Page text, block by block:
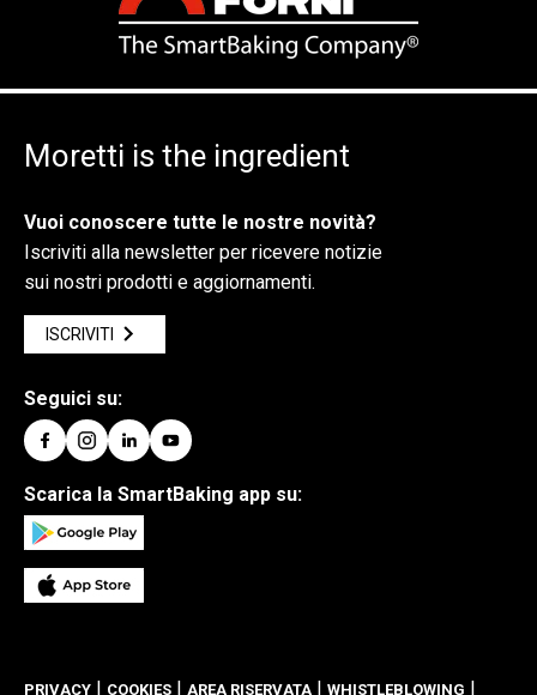
Moretti is the ingredient
Vuoi conoscere tutte le nostre novità?
Iscriviti alla newsletter per ricevere notizie
sui nostri prodotti e aggiornamenti.
ISCRIVITI
Seguici su:
Scarica la SmartBaking app su:
PRIVACY | COOKIES | AREA RISERVATA | WHISTLEBLOWING |